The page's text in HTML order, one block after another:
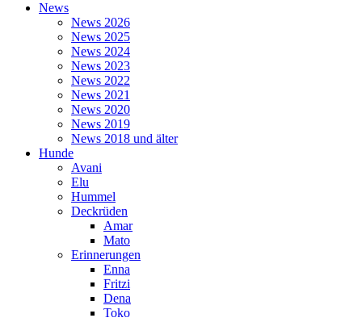
News
News 2026
News 2025
News 2024
News 2023
News 2022
News 2021
News 2020
News 2019
News 2018 und älter
Hunde
Avani
Elu
Hummel
Deckrüden
Amar
Mato
Erinnerungen
Enna
Fritzi
Dena
Toko